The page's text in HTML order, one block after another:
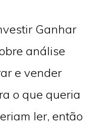
Ganhar
análise
e vender
o que queria
ler, então